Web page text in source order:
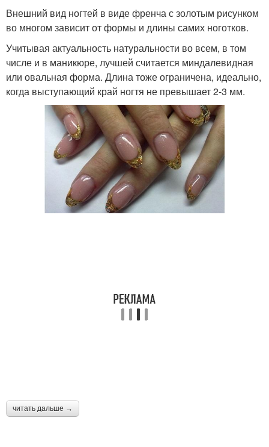
Внешний вид ногтей в виде френча с золотым рисунком
во многом зависит от формы и длины самих ноготков.
Учитывая актуальность натуральности во всем, в том
числе и в маникюре, лучшей считается миндалевидная
или овальная форма. Длина тоже ограничена, идеально,
когда выступающий край ногтя не превышает 2-3 мм.
читать дальше →